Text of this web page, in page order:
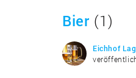
Bier (1)
Eichhof